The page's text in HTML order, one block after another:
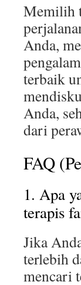
Memilih
Anda,
terbaik
Anda,
dari
FAQ
1. Apa
terapis
Jika
terlebih
mencari